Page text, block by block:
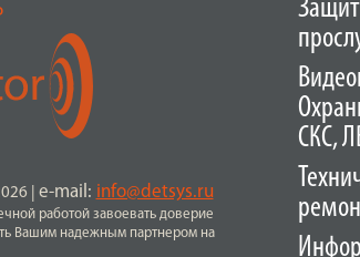
e-mail: info@detsys.ru
работой завоевать доверие
Вашим надежным партнером на
СКС,